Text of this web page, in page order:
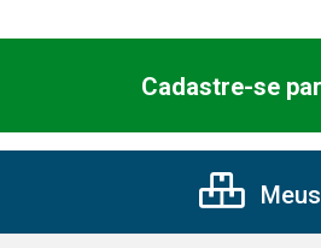
Cadastre-se